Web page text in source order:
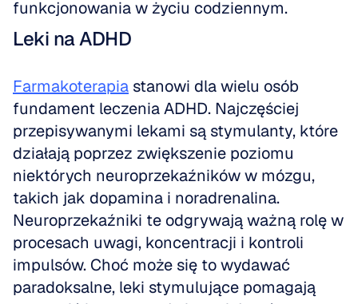
funkcjonowania w życiu codziennym.
Leki na ADHD
Farmakoterapia stanowi dla wielu osób
fundament leczenia ADHD. Najczęściej
przepisywanymi lekami są stymulanty, które
działają poprzez zwiększenie poziomu
niektórych neuroprzekaźników w mózgu,
takich jak dopamina i noradrenalina.
Neuroprzekaźniki te odgrywają ważną rolę w
procesach uwagi, koncentracji i kontroli
impulsów. Choć może się to wydawać
paradoksalne, leki stymulujące pomagają